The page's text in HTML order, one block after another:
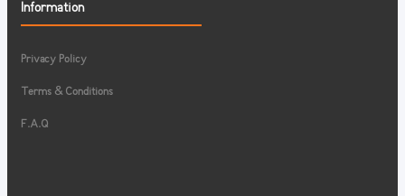
Information
Privacy Policy
Terms & Conditions
F.A.Q